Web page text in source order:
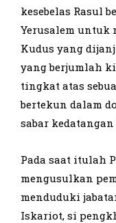
kesebelas Rasul
Yerusalem untuk
Kudus yang
yang berjumlah
tingkat atas
bertekun dalam
sabar kedatang­an
Pada saat itulah
mengusulkan
menduduki
Iskariot, si